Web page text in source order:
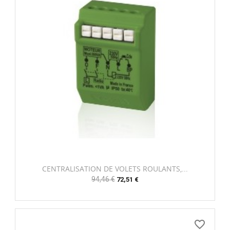
CENTRALISATION DE VOLETS ROULANTS,...
Prix
94,46 € Prix
72,51 €
favorite_border